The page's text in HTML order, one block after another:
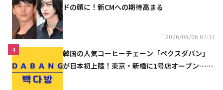
ドの顔に！新CMへの期待高まる
2026/08/06 07:31
4
韓国の人気コーヒーチェーン「ペクスダバン」
が日本初上陸！東京・新橋に1号店オープン…海